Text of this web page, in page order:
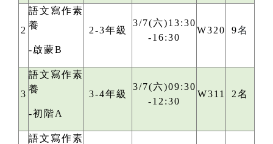
2
語文寫作素
養
-啟蒙B
2-3年級
3/7(六)13:30
-16:30
W320 9名
3
語文寫作素
養
-初階A
3-4年級
3/7(六)09:30
-12:30
W311 2名
語文寫作素